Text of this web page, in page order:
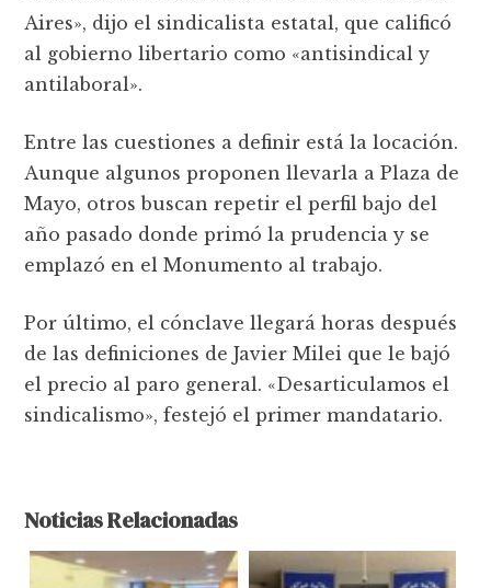
Aires», dijo el sindicalista estatal, que calificó
al gobierno libertario como «antisindical y
antilaboral».
Entre las cuestiones a definir está la locación.
Aunque algunos proponen llevarla a Plaza de
Mayo, otros buscan repetir el perfil bajo del
año pasado donde primó la prudencia y se
emplazó en el Monumento al trabajo.
Por último, el cónclave llegará horas después
de las definiciones de Javier Milei que le bajó
el precio al paro general. «Desarticulamos el
sindicalismo», festejó el primer mandatario.
Noticias Relacionadas